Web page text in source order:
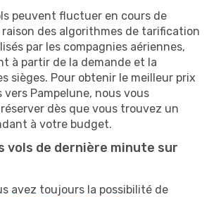
peuvent fluctuer en cours de
des algorithmes de tarification
par les compagnies aériennes,
à partir de la demande et la
sièges. Pour obtenir le meilleur prix
vers Pampelune, nous vous
dès que vous trouvez un
à votre budget.
vols de dernière minute sur
avez toujours la possibilité de